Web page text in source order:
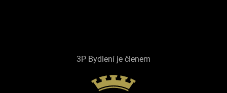
3P Bydlení je členem